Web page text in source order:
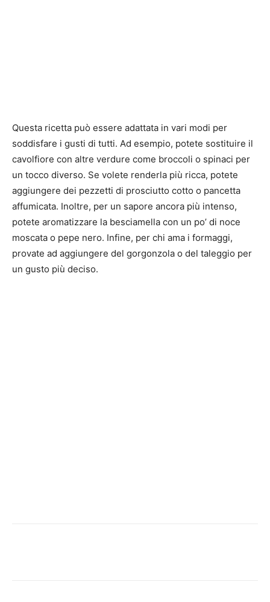
Questa ricetta può essere adattata in vari modi per
soddisfare i gusti di tutti. Ad esempio, potete sostituire il
cavolfiore con altre verdure come broccoli o spinaci per
un tocco diverso. Se volete renderla più ricca, potete
aggiungere dei pezzetti di prosciutto cotto o pancetta
affumicata. Inoltre, per un sapore ancora più intenso,
potete aromatizzare la besciamella con un po’ di noce
moscata o pepe nero. Infine, per chi ama i formaggi,
provate ad aggiungere del gorgonzola o del taleggio per
un gusto più deciso.